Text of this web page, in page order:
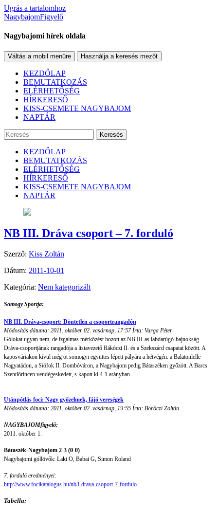
Ugrás a tartalomhoz
NagybajomFigyelő
Nagybajomi hírek oldala
Váltás a mobil menüre Használja a keresés mezőt
KEZDŐLAP
BEMUTATKOZÁS
ELÉRHETŐSÉG
HÍRKERESŐ
KISS-CSEMETE NAGYBAJOM
NAPTÁR
Keresés
KEZDŐLAP
BEMUTATKOZÁS
ELÉRHETŐSÉG
HÍRKERESŐ
KISS-CSEMETE NAGYBAJOM
NAPTÁR
NB III. Dráva csoport – 7. forduló
Szerző: Kiss Zoltán
Dátum: 2011-10-01
Kategória: Nem kategorizált
Somogy Sportja:
NB III. Dráva-csoport: Döntetlen a csoportrangadón
Módosítás dátuma: 2011. október 02. vasárnap, 17:57Írta: Varga Péter
Gólokat ugyan nem, de izgalmas mérkőzést hozott az NB III-as labdarúgó-bajnokság
Dráva-csoportjának rangadója a listavezető Rákóczi II. és a Szekszárd csapatai között. A
kaposváriakon kívül még öt somogyi együttes lépett pályára a hétvégén: a Balatonlelle
Nagyatádon, a Siófok II. Dombóváron, a Nagybajom pedig Bátaszéken győzött. A Barcs
Szentlőrincen vendégeskedett, s kapott ki 4-1 arányban…
Utánpótlás foci: Nagy győzelmek, fájó vereségek
Módosítás dátuma: 2011. október 02. vasárnap, 19:55 Írta: Böröczi Zoltán
NAGYBAJOMfigyelő:
2011. október 1.
Bátaszék-Nagybajom 2-3 (0-0)
Nagybajomi góllövők: Laki O, Babai G, Simon Roland
7. forduló eredményei:
http://www.focikatalogus.hu/nb3-drava-csoport-7-fordulo
Tabella: